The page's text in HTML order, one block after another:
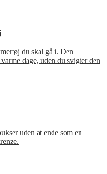
du skal gå i. Den
dage, uden du svigter den
uden at ende som en